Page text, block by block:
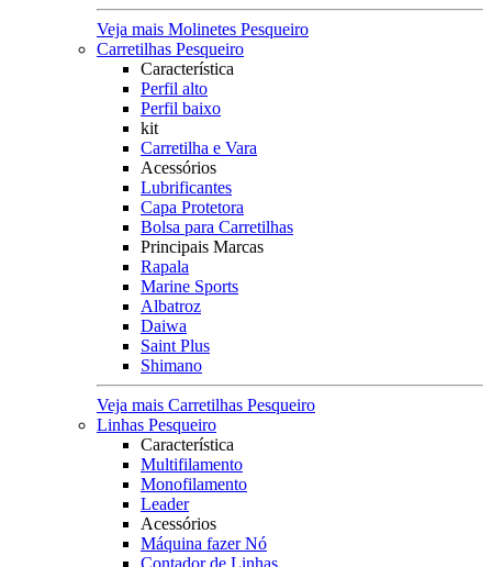
Veja mais Molinetes Pesqueiro
Carretilhas Pesqueiro
Característica
Perfil alto
Perfil baixo
kit
Carretilha e Vara
Acessórios
Lubrificantes
Capa Protetora
Bolsa para Carretilhas
Principais Marcas
Rapala
Marine Sports
Albatroz
Daiwa
Saint Plus
Shimano
Veja mais Carretilhas Pesqueiro
Linhas Pesqueiro
Característica
Multifilamento
Monofilamento
Leader
Acessórios
Máquina fazer Nó
Contador de Linhas